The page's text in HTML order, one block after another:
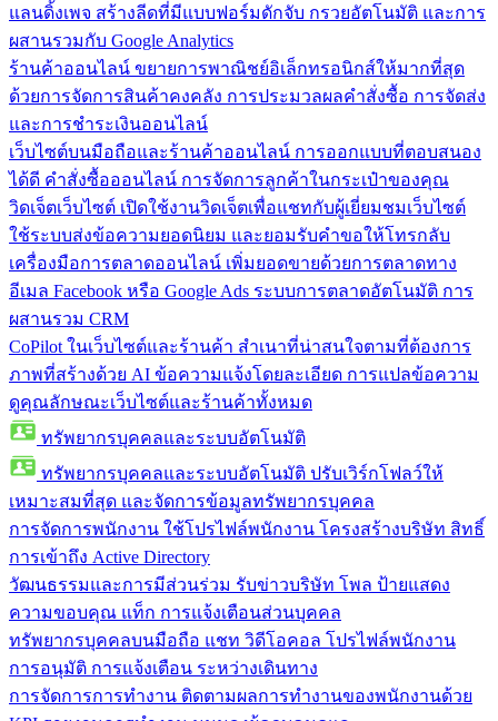
แลนดิ้งเพจ สร้างลีดที่มีแบบฟอร์มดักจับ กรวยอัตโนมัติ และการ
ผสานรวมกับ Google Analytics
ร้านค้าออนไลน์ ขยายการพาณิชย์อิเล็กทรอนิกส์ให้มากที่สุด
ด้วยการจัดการสินค้าคงคลัง การประมวลผลคำสั่งซื้อ การจัดส่ง
และการชำระเงินออนไลน์
เว็บไซต์บนมือถือและร้านค้าออนไลน์ การออกแบบที่ตอบสนอง
ได้ดี คำสั่งซื้อออนไลน์ การจัดการลูกค้าในกระเป๋าของคุณ
วิดเจ็ตเว็บไซต์ เปิดใช้งานวิดเจ็ตเพื่อแชทกับผู้เยี่ยมชมเว็บไซต์
ใช้ระบบส่งข้อความยอดนิยม และยอมรับคำขอให้โทรกลับ
เครื่องมือการตลาดออนไลน์ เพิ่มยอดขายด้วยการตลาดทาง
อีเมล Facebook หรือ Google Ads ระบบการตลาดอัตโนมัติ การ
ผสานรวม CRM
CoPilot ในเว็บไซต์และร้านค้า สำเนาที่น่าสนใจตามที่ต้องการ
ภาพที่สร้างด้วย AI ข้อความแจ้งโดยละเอียด การแปลข้อความ
ดูคุณลักษณะเว็บไซต์และร้านค้าทั้งหมด
ทรัพยากรบุคคลและระบบอัตโนมัติ
ทรัพยากรบุคคลและระบบอัตโนมัติ ปรับเวิร์กโฟลว์ให้
เหมาะสมที่สุด และจัดการข้อมูลทรัพยากรบุคคล
การจัดการพนักงาน ใช้โปรไฟล์พนักงาน โครงสร้างบริษัท สิทธิ์
การเข้าถึง Active Directory
วัฒนธรรมและการมีส่วนร่วม รับข่าวบริษัท โพล ป้ายแสดง
ความขอบคุณ แท็ก การแจ้งเตือนส่วนบุคคล
ทรัพยากรบุคคลบนมือถือ แชท วิดีโอคอล โปรไฟล์พนักงาน
การอนุมัติ การแจ้งเตือน ระหว่างเดินทาง
การจัดการการทำงาน ติดตามผลการทำงานของพนักงานด้วย